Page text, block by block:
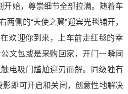
开始，尊崇细节全部拉满。随着车
侧的“天使之翼”迎宾光毯铺开，
欢迎你到来，上车前走红毯的幸
文包或是采购回家，开门一瞬间
电吸门尴尬迎刃而解。同级独有
即可开启和关闭，创意性地解决